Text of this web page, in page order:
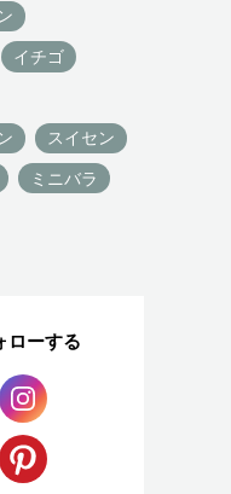
イチゴ
スイセン
ミニバラ
ローする